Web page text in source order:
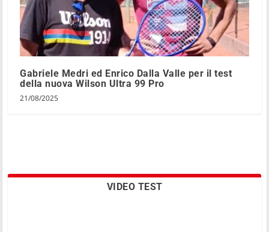
Gabriele Medri ed Enrico Dalla Valle per il test
della nuova Wilson Ultra 99 Pro
21/08/2025
VIDEO TEST